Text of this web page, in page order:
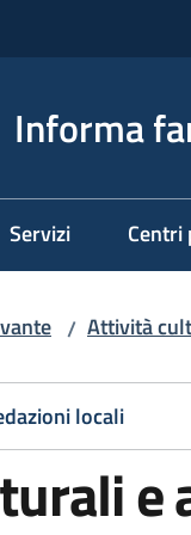
Informa
Servizi Centri
/ Attività
locali
e